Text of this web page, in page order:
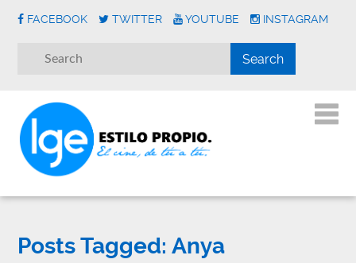
FACEBOOK TWITTER YOUTUBE INSTAGRAM
Posts Tagged: Anya